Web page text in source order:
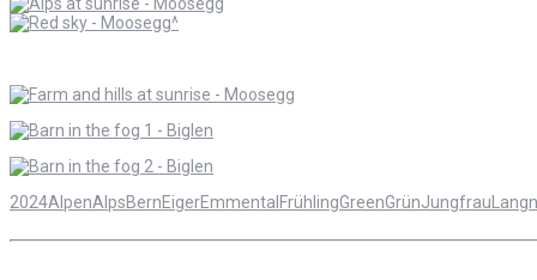
2024AlpenAlpsBernEigerEmmental FrühlingGreenGrünJungfrau